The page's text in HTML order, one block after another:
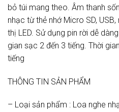
bỏ túi mang theo. Âm thanh
nhạc từ thẻ nhớ Micro SD,
thị LED. Sử dụng pin rời dễ
gian sạc 2 đến 3 tiếng. Thời
tiếng
THÔNG TIN SẢN PHẨM
– Loại sản phẩm : Loa nghe